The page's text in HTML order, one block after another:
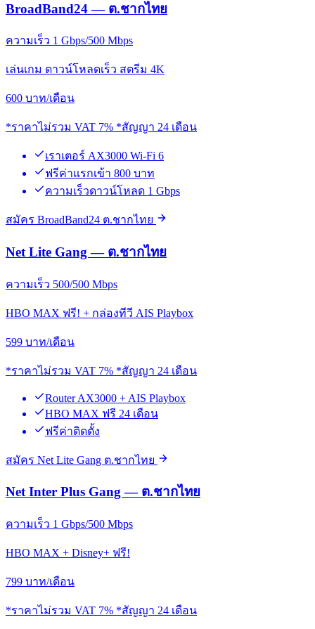
BroadBand24 — ต.ชากไทย
ความเร็ว 1 Gbps/500 Mbps
เล่นเกม ดาวน์โหลดเร็ว สตรีม 4K
600 บาท/เดือน
*ราคาไม่รวม VAT 7% *สัญญา 24 เดือน
เราเตอร์ AX3000 Wi-Fi 6
ฟรีค่าแรกเข้า 800 บาท
ความเร็วดาวน์โหลด 1 Gbps
สมัคร BroadBand24 ต.ชากไทย
Net Lite Gang — ต.ชากไทย
ความเร็ว 500/500 Mbps
HBO MAX ฟรี! + กล่องทีวี AIS Playbox
599 บาท/เดือน
*ราคาไม่รวม VAT 7% *สัญญา 24 เดือน
Router AX3000 + AIS Playbox
HBO MAX ฟรี 24 เดือน
ฟรีค่าติดตั้ง
สมัคร Net Lite Gang ต.ชากไทย
Net Inter Plus Gang — ต.ชากไทย
ความเร็ว 1 Gbps/500 Mbps
HBO MAX + Disney+ ฟรี!
799 บาท/เดือน
*ราคาไม่รวม VAT 7% *สัญญา 24 เดือน